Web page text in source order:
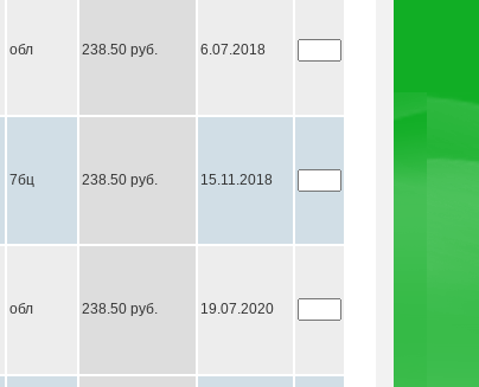
обл 238.50 руб. 6.07.2018
7бц 238.50 руб. 15.11.2018
обл 238.50 руб. 19.07.2020